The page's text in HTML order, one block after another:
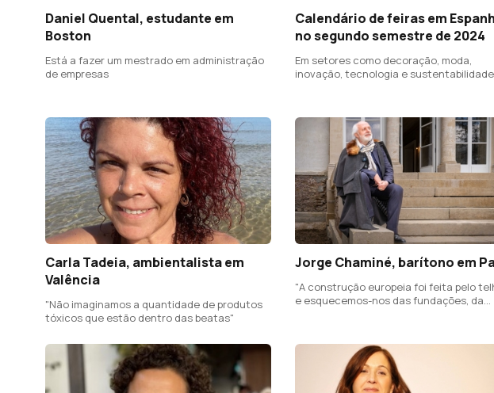
Daniel Quental, estudante em
Boston
Está a fazer um mestrado em administração
de empresas
Calendário de feiras em
no segundo semestre de 2024
Em setores como decoração, moda,
inovação, tecnologia e sustentabilidade
Carla Tadeia, ambientalista em
Valência
"Não imaginamos a quantidade de produtos
tóxicos que estão dentro das beatas"
Jorge Chaminé, barítono em
"A construção europeia foi feita pelo
e esquecemos-nos das fundações, da